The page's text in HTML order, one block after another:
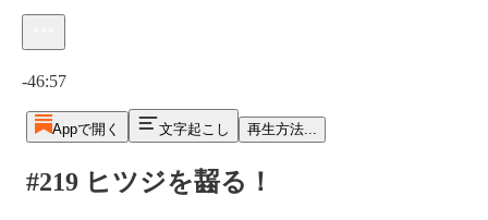
-46:57
Appで開く 文字起こし 再生方法...
#219 ヒツジを齧る！